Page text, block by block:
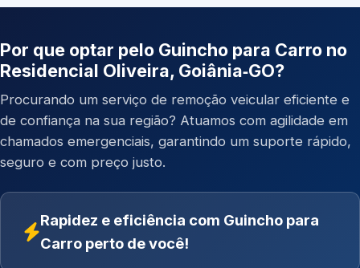
Por que optar pelo Guincho para Carro no
Residencial Oliveira, Goiânia‑GO?
Procurando um serviço de remoção veicular eficiente e
de confiança na sua região? Atuamos com agilidade em
chamados emergenciais, garantindo um suporte rápido,
seguro e com preço justo.
Rapidez e eficiência com Guincho para
Carro perto de você!